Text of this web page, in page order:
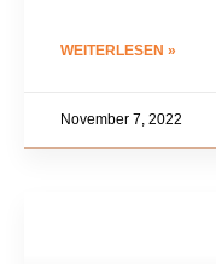
WEITERLESEN »
November 7, 2022